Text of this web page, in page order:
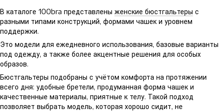
В каталоге 100bra представлены женские бюстгальтеры с
разными типами конструкций, формами чашек и уровнем
поддержки.
Это модели для ежедневного использования, базовые варианты
под одежду, а также более акцентные решения для особых
образов.
Бюстгальтеры подобраны с учётом комфорта на протяжении
всего дня: удобные бретели, продуманная форма чашек и
качественные материалы, приятные к телу. Такой подход
позволяет выбрать модель, которая хорошо сидит, не